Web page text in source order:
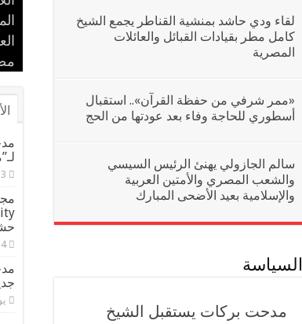
لقاء ودي حاشد بمنشية القناطر يجمع الشيخ
كامل مطر بقيادات القبائل والعائلات
المصرية
«ممر شرفي من حفظة القرآن».. استقبال
أسطوري للحاجة وفاء بعد عودتها من الحج
سالم الجازولي يهنئ الرئيس السيسي
والشعب المصري والأمتين العربية
والإسلامية بعيد الأضحى المبارك
السياسة
مدحت بركات يستقبل الشيخ
حشيش